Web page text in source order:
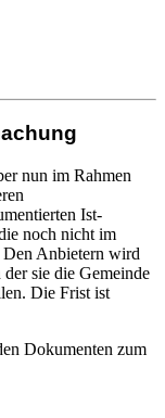
nun im Rahmen
Ist-
noch nicht im
Anbietern wird
sie die Gemeinde
Die Frist ist
Dokumenten zum